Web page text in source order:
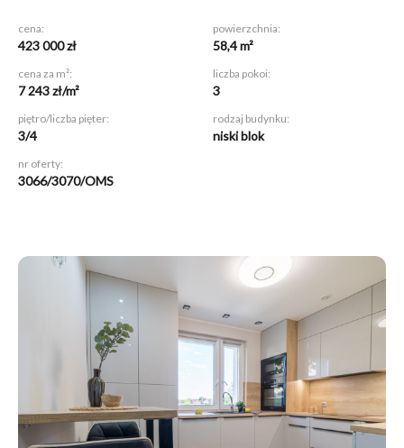
cena:
423 000 zł
powierzchnia:
58,4 m²
cena za m²:
7 243 zł/m²
liczba pokoi:
3
piętro/liczba pięter:
3/4
rodzaj budynku:
niski blok
nr oferty:
3066/3070/OMS